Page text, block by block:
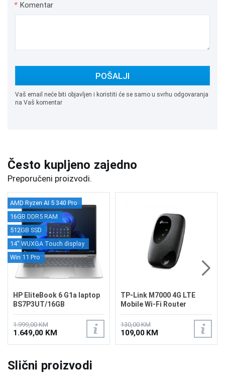
* Komentar
POŠALJI
Vaš email neće biti objavljen i koristiti će se samo u svrhu odgovaranja
na Vaš komentar
Često kupljeno zajedno
Preporučeni proizvodi.
AMD Ryzen AI 5 340 Pro
16GB DDR5 RAM
512GB SSD
14" WUXGA Touch display
Win 11 Pro
HP EliteBook 6 G1a laptop
BS7P3UT/16GB
1.999,00 KM
1.649,00 KM
TP-Link M7000 4G LTE
Mobile Wi-Fi Router
130,00 KM
109,00 KM
Slični proizvodi